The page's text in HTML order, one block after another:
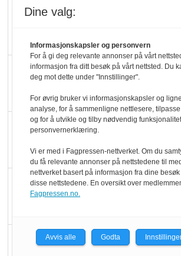
Slik
Færre varer,
hyller
KI lager mat
Q passerte 1
Dine valg:
Informasjonskapsler og personvern
For å gi deg relevante annonser på vårt
informasjon fra ditt besøk på vårt nettsted. Du
deg mot dette under "Innstillinger".
For øvrig bruker vi informasjonskapsler og
analyse, for å sammenligne nettlesere,
og for å utvikle og tilby nødvendig
personvernerklæring.
Vi er med i Fagpressen-nettverket. Om du
du få relevante annonser på nettstedene til
nettverket basert på informasjon fra dine
disse nettstedene. En oversikt over
Fagpressen.no.
Avvis alle Godta